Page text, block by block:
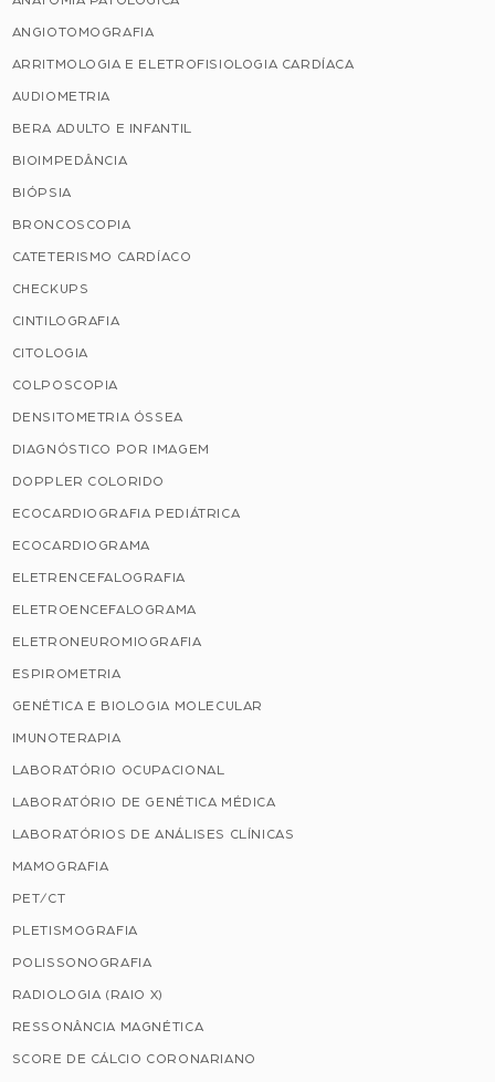
ANGIOTOMOGRAFIA
ARRITMOLOGIA E ELETROFISIOLOGIA CARDÍACA
AUDIOMETRIA
BERA ADULTO E INFANTIL
BIOIMPEDÂNCIA
BIÓPSIA
BRONCOSCOPIA
CATETERISMO CARDÍACO
CHECKUPS
CINTILOGRAFIA
CITOLOGIA
COLPOSCOPIA
DENSITOMETRIA ÓSSEA
DIAGNÓSTICO POR IMAGEM
DOPPLER COLORIDO
ECOCARDIOGRAFIA PEDIÁTRICA
ECOCARDIOGRAMA
ELETRENCEFALOGRAFIA
ELETROENCEFALOGRAMA
ELETRONEUROMIOGRAFIA
ESPIROMETRIA
GENÉTICA E BIOLOGIA MOLECULAR
IMUNOTERAPIA
LABORATÓRIO OCUPACIONAL
LABORATÓRIO DE GENÉTICA MÉDICA
LABORATÓRIOS DE ANÁLISES CLÍNICAS
MAMOGRAFIA
PET/CT
PLETISMOGRAFIA
POLISSONOGRAFIA
RADIOLOGIA (RAIO X)
RESSONÂNCIA MAGNÉTICA
SCORE DE CÁLCIO CORONARIANO